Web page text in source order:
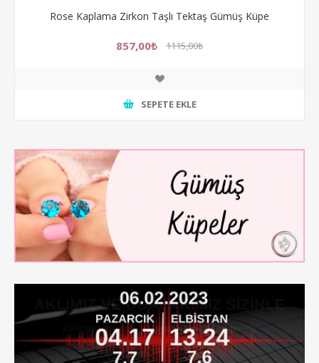
Rose Kaplama Zirkon Taşlı Tektaş Gümüş Küpe
857,00₺ 1115,00₺
SEPETE EKLE